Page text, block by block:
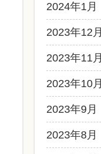
2024年1月
2023年12月
2023年11月
2023年10月
2023年9月
2023年8月